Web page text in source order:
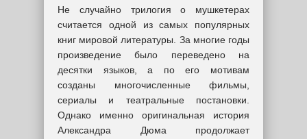
Не случайно трилогия о мушкетерах
считается одной из самых популярных
книг мировой литературы. За многие годы
произведение было переведено на
десятки языков, а по его мотивам
созданы многочисленные фильмы,
сериалы и театральные постановки.
Однако именно оригинальная история
Александра Дюма продолжает